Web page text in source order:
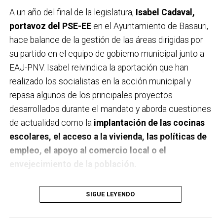
A un año del final de la legislatura, Isabel Cadaval,
portavoz del PSE-EEen el Ayuntamiento de Basauri,
hace balance de la gestión de las áreas dirigidas por
su partido en el equipo de gobierno municipal junto a
EAJ-PNV. Isabel reivindica la aportación que han
realizado los socialistas en la acción municipal y
repasa algunos de los principales proyectos
desarrollados durante el mandato y aborda cuestiones
de actualidad como la implantación de las cocinas
escolares, el acceso a la vivienda, las políticas de
empleo, el apoyo al comercio local o el
envejecimiento de la población.
A un año de acabar la legislatura, ¿qué balance
haces de la gestión del PSE en tus áreas dentro
del equipo de gobierno y qué proyectos
SIGUE LEYENDO